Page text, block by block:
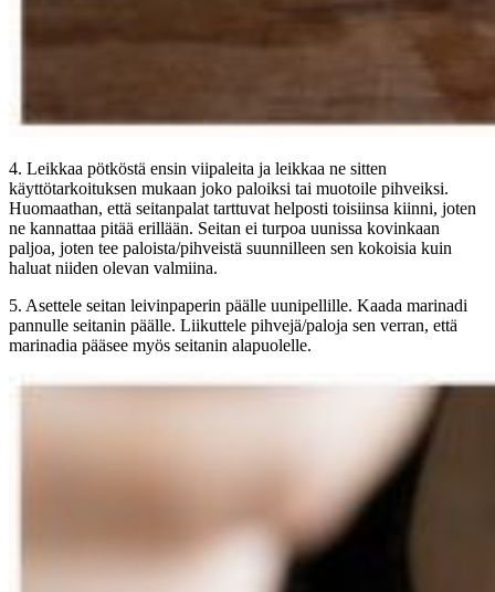
4. Leikkaa pötköstä ensin viipaleita ja leikkaa ne sitten
käyttötarkoituksen mukaan joko paloiksi tai muotoile pihveiksi.
Huomaathan, että seitanpalat tarttuvat helposti toisiinsa kiinni, joten
ne kannattaa pitää erillään. Seitan ei turpoa uunissa kovinkaan
paljoa, joten tee paloista/pihveistä suunnilleen sen kokoisia kuin
haluat niiden olevan valmiina.
5. Asettele seitan leivinpaperin päälle uunipellille. Kaada marinadi
pannulle seitanin päälle. Liikuttele pihvejä/paloja sen verran, että
marinadia pääsee myös seitanin alapuolelle.